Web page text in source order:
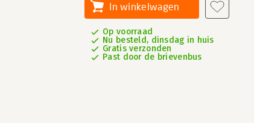
In winkelwagen
Op voorraad
Nu besteld, dinsdag in huis
Gratis verzonden
Past door de brievenbus